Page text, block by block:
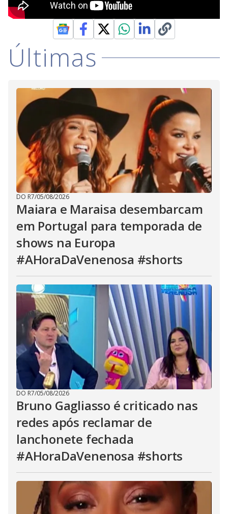
Últimas
DO R7/05/08/2026
Maiara e Maraisa desembarcam
em Portugal para temporada de
shows na Europa
#AHoraDaVenenosa #shorts
DO R7/05/08/2026
Bruno Gagliasso é criticado nas
redes após reclamar de
lanchonete fechada
#AHoraDaVenenosa #shorts